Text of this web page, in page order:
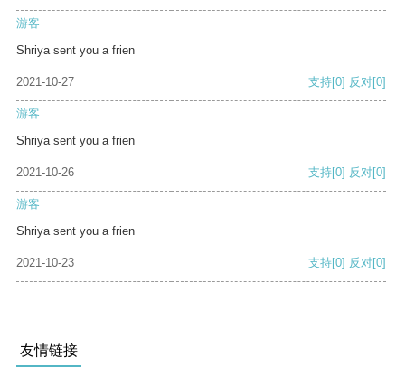
游客
Shriya sent you a frien
2021-10-27 支持[0] 反对[0]
游客
Shriya sent you a frien
2021-10-26 支持[0] 反对[0]
游客
Shriya sent you a frien
2021-10-23 支持[0] 反对[0]
友情链接